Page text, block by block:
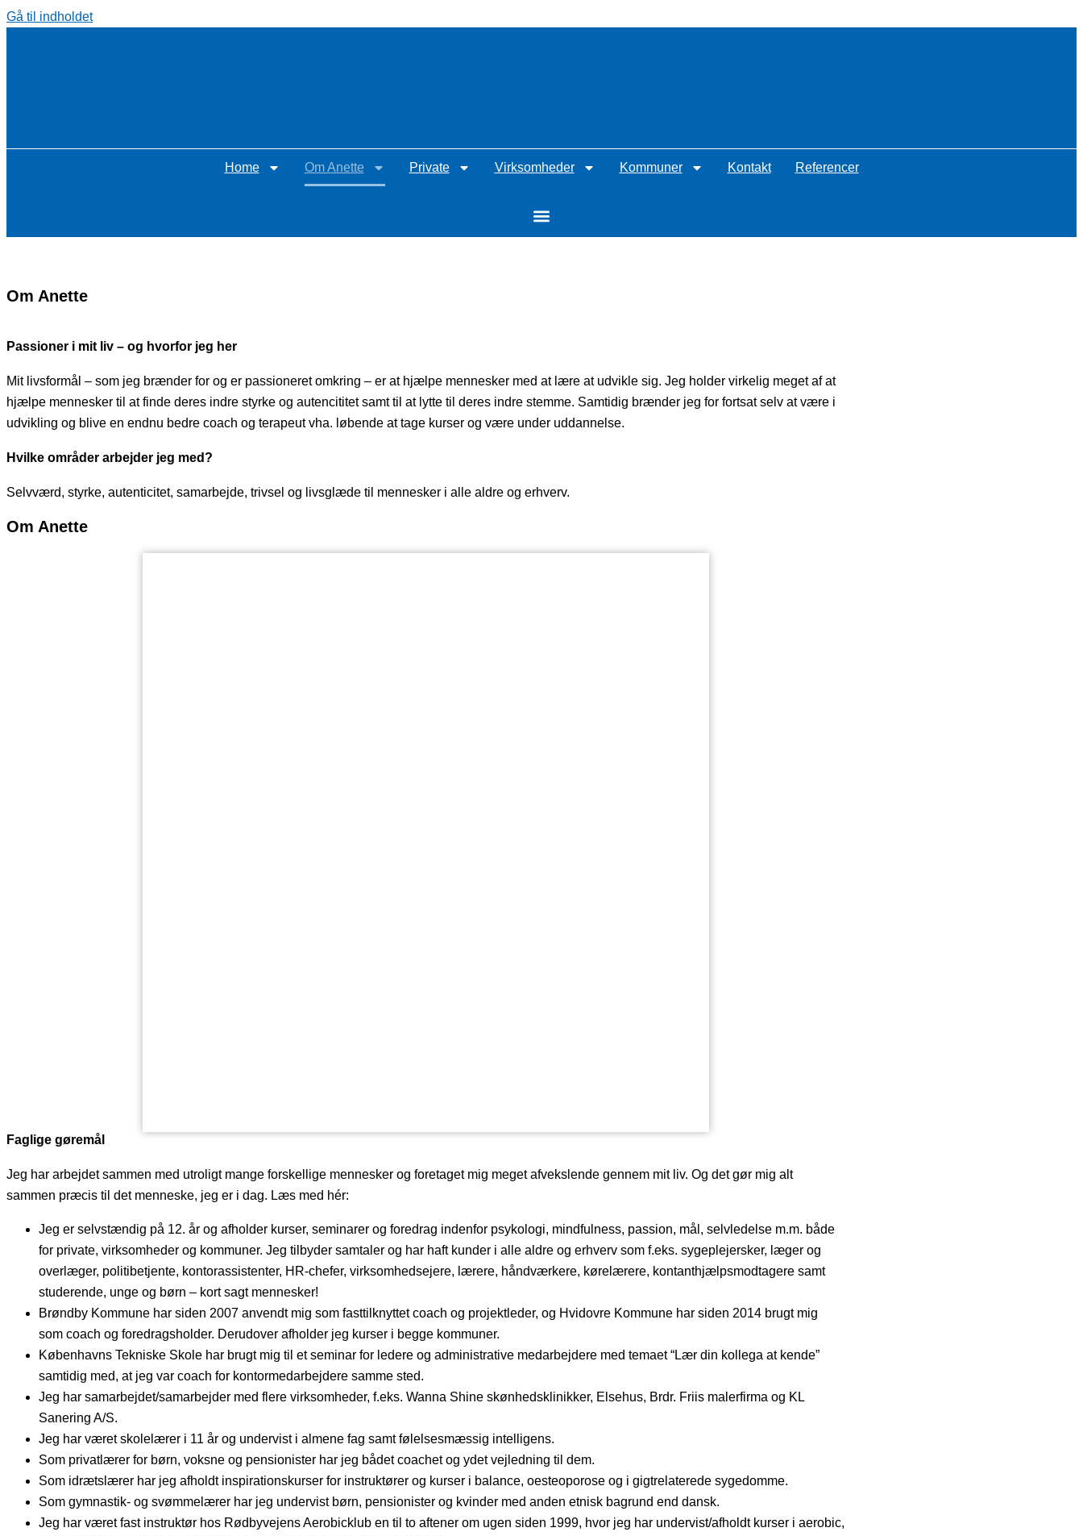
Gå til indholdet
Home Om Anette Private Virksomheder Kommuner Kontakt Referencer
Om Anette
Passioner i mit liv – og hvorfor jeg her
Mit livsformål – som jeg brænder for og er passioneret omkring – er at hjælpe mennesker med at lære at udvikle sig. Jeg holder virkelig meget af at
hjælpe mennesker til at finde deres indre styrke og autencititet samt til at lytte til deres indre stemme. Samtidig brænder jeg for fortsat selv at være i
udvikling og blive en endnu bedre coach og terapeut vha. løbende at tage kurser og være under uddannelse.
Hvilke områder arbejder jeg med?
Selvværd, styrke, autenticitet, samarbejde, trivsel og livsglæde til mennesker i alle aldre og erhverv.
Om Anette
Faglige gøremål
Jeg har arbejdet sammen med utroligt mange forskellige mennesker og foretaget mig meget afvekslende gennem mit liv. Og det gør mig alt
sammen præcis til det menneske, jeg er i dag. Læs med hér:
Jeg er selvstændig på 12. år og afholder kurser, seminarer og foredrag indenfor psykologi, mindfulness, passion, mål, selvledelse m.m. både
for private, virksomheder og kommuner. Jeg tilbyder samtaler og har haft kunder i alle aldre og erhverv som f.eks. sygeplejersker, læger og
overlæger, politibetjente, kontorassistenter, HR-chefer, virksomhedsejere, lærere, håndværkere, kørelærere, kontanthjælpsmodtagere samt
studerende, unge og børn – kort sagt mennesker!
Brøndby Kommune har siden 2007 anvendt mig som fasttilknyttet coach og projektleder, og Hvidovre Kommune har siden 2014 brugt mig
som coach og foredragsholder. Derudover afholder jeg kurser i begge kommuner.
Københavns Tekniske Skole har brugt mig til et seminar for ledere og administrative medarbejdere med temaet “Lær din kollega at kende”
samtidig med, at jeg var coach for kontormedarbejdere samme sted.
Jeg har samarbejdet/samarbejder med flere virksomheder, f.eks. Wanna Shine skønhedsklinikker, Elsehus, Brdr. Friis malerfirma og KL
Sanering A/S.
Jeg har været skolelærer i 11 år og undervist i almene fag samt følelsesmæssig intelligens.
Som privatlærer for børn, voksne og pensionister har jeg bådet coachet og ydet vejledning til dem.
Som idrætslærer har jeg afholdt inspirationskurser for instruktører og kurser i balance, oesteoporose og i gigtrelaterede sygedomme.
Som gymnastik- og svømmelærer har jeg undervist børn, pensionister og kvinder med anden etnisk bagrund end dansk.
Jeg har været fast instruktør hos Rødbyvejens Aerobicklub en til to aftener om ugen siden 1999, hvor jeg har undervist/afholdt kurser i aerobic,